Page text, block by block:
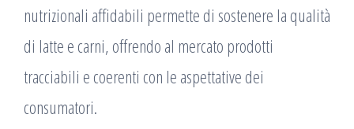
nutrizionali affidabili permette di sostenere la qualità
di latte e carni, offrendo al mercato prodotti
tracciabili e coerenti con le aspettative dei
consumatori.